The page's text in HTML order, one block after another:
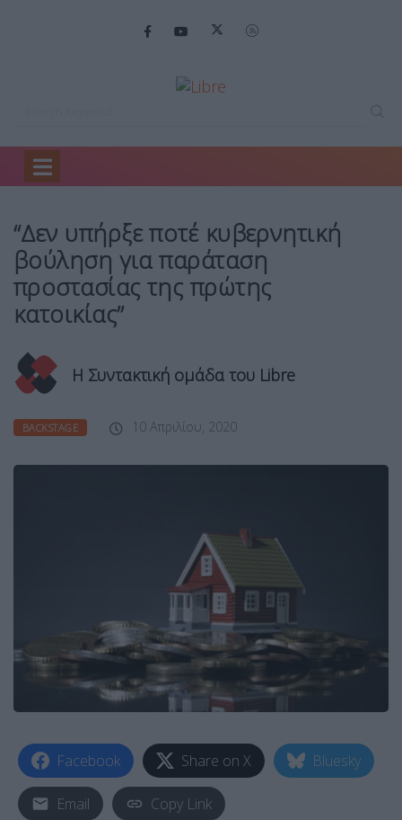
Home
“Δεν υπήρξε ποτέ κυβερνητική
βούληση για παράταση
προστασίας της πρώτης
κατοικίας”
Η Συντακτική ομάδα του Libre
BACKSTAGE 10 Απριλίου, 2020
Facebook Share on X Bluesky
Email Copy Link